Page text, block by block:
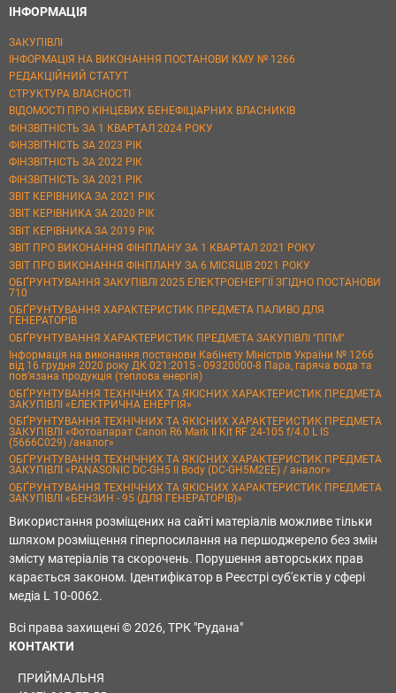
ІНФОРМАЦІЯ
ЗАКУПІВЛІ
ІНФОРМАЦІЯ НА ВИКОНАННЯ ПОСТАНОВИ КМУ № 1266
РЕДАКЦІЙНИЙ СТАТУТ
СТРУКТУРА ВЛАСНОСТІ
ВІДОМОСТІ ПРО КІНЦЕВИХ БЕНЕФІЦІАРНИХ ВЛАСНИКІВ
ФІНЗВІТНІСТЬ ЗА 1 КВАРТАЛ 2024 РОКУ
ФІНЗВІТНІСТЬ ЗА 2023 РІК
ФІНЗВІТНІСТЬ ЗА 2022 РІК
ФІНЗВІТНІСТЬ ЗА 2021 РІК
ЗВІТ КЕРІВНИКА ЗА 2021 РІК
ЗВІТ КЕРІВНИКА ЗА 2020 РІК
ЗВІТ КЕРІВНИКА ЗА 2019 РІК
ЗВІТ ПРО ВИКОНАННЯ ФІНПЛАНУ ЗА 1 КВАРТАЛ 2021 РОКУ
ЗВІТ ПРО ВИКОНАННЯ ФІНПЛАНУ ЗА 6 МІСЯЦІВ 2021 РОКУ
ОБҐРУНТУВАННЯ ЗАКУПІВЛІ 2025 ЕЛЕКТРОЕНЕРГІЇ ЗГІДНО ПОСТАНОВИ
710
ОБҐРУНТУВАННЯ ХАРАКТЕРИСТИК ПРЕДМЕТА ПАЛИВО ДЛЯ
ГЕНЕРАТОРІВ
ОБҐРУНТУВАННЯ ХАРАКТЕРИСТИК ПРЕДМЕТА ЗАКУПІВЛІ "ППМ"
Інформація на виконання постанови Кабінету Міністрів України № 1266
від 16 грудня 2020 року ДК 021:2015 - 09320000-8 Пара, гаряча вода та
пов’язана продукція (теплова енергія)
ОБҐРУНТУВАННЯ ТЕХНІЧНИХ ТА ЯКІСНИХ ХАРАКТЕРИСТИК ПРЕДМЕТА
ЗАКУПІВЛІ «ЕЛЕКТРИЧНА ЕНЕРГІЯ»
ОБҐРУНТУВАННЯ ТЕХНІЧНИХ ТА ЯКІСНИХ ХАРАКТЕРИСТИК ПРЕДМЕТА
ЗАКУПІВЛІ «Фотоапарат Canon R6 Mark II Kit RF 24-105 f/4.0 L IS
(5666C029) /аналог»
ОБҐРУНТУВАННЯ ТЕХНІЧНИХ ТА ЯКІСНИХ ХАРАКТЕРИСТИК ПРЕДМЕТА
ЗАКУПІВЛІ «PANASONIC DC-GH5 II Body (DC-GH5M2EE) / аналог»
ОБҐРУНТУВАННЯ ТЕХНІЧНИХ ТА ЯКІСНИХ ХАРАКТЕРИСТИК ПРЕДМЕТА
ЗАКУПІВЛІ «БЕНЗИН - 95 (ДЛЯ ГЕНЕРАТОРІВ)»
Використання розміщених на сайті матеріалів можливе тільки
шляхом розміщення гіперпосилання на першоджерело без змін
змісту матеріалів та скорочень. Порушення авторських прав
карається законом. Ідентифікатор в Реєстрі суб'єктів у сфері
медіа L 10-0062.
Всі права захищені © 2026, ТРК "Рудана"
КОНТАКТИ
ПРИЙМАЛЬНЯ